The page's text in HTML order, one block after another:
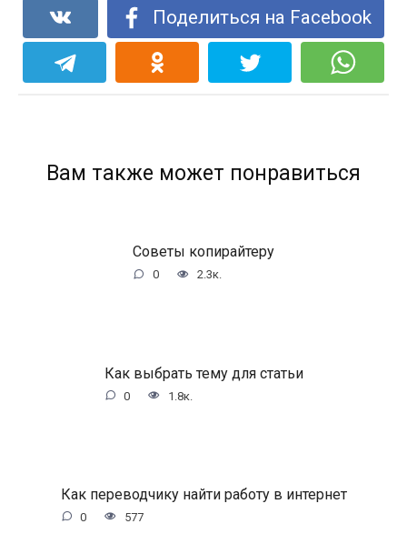
Поделиться на Facebook
Вам также может понравиться
Советы копирайтеру
0 2.3к.
Как выбрать тему для статьи
0 1.8к.
Как переводчику найти работу в интернет
0 577